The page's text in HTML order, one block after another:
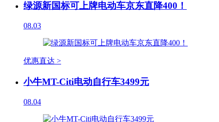
绿源新国标可上牌电动车京东直降400！
08.03
优惠直达 >
小牛MT-Citi电动自行车3499元
08.04